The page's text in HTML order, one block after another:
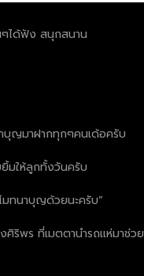
ๆได้ฟัง สนุกสนาน
ญมาฝากทุกๆคนเด้อครับ
มให้ลูกทั้งวันครับ
ทนาบุญด้วยนะครับ”
ริพร ที่เมตตานำรถแห่มาช่วย